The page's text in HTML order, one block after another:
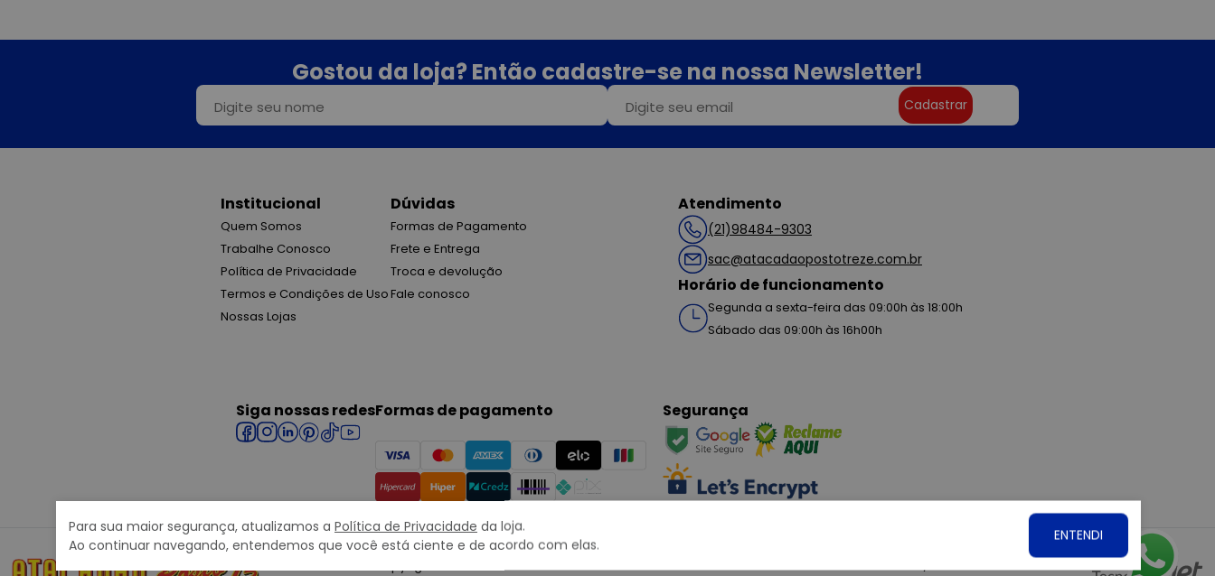
Para sua maior segurança, atualizamos a Política de Privacidade da loja.
Ao continuar navegando, entendemos que você está ciente e de acordo com elas.
ENTENDI
Gostou da loja? Então cadastre-se na nossa Newsletter!
Cadastrar
Institucional
Quem Somos
Trabalhe Conosco
Política de Privacidade
Termos e Condições de Uso
Nossas Lojas
Dúvidas
Formas de Pagamento
Frete e Entrega
Troca e devolução
Fale conosco
Atendimento
(21)98484-9303
sac@atacadaopostotreze.com.br
Horário de funcionamento
Segunda a sexta-feira das 09:00h às 18:00h
Sábado das 09:00h às 16h00h
Siga nossas redesFormas de pagamento Segurança
Copyright © 2022 ATACADÃO POSTO 13 - Todos os direitos reservados. CNPJ: 15.360.767/0001-07